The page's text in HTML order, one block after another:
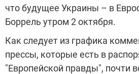
что будущее Украины – в
Боррель утром 2 октября.
Как следует из графика
прессы, которые есть в
"Европейской правды", почти